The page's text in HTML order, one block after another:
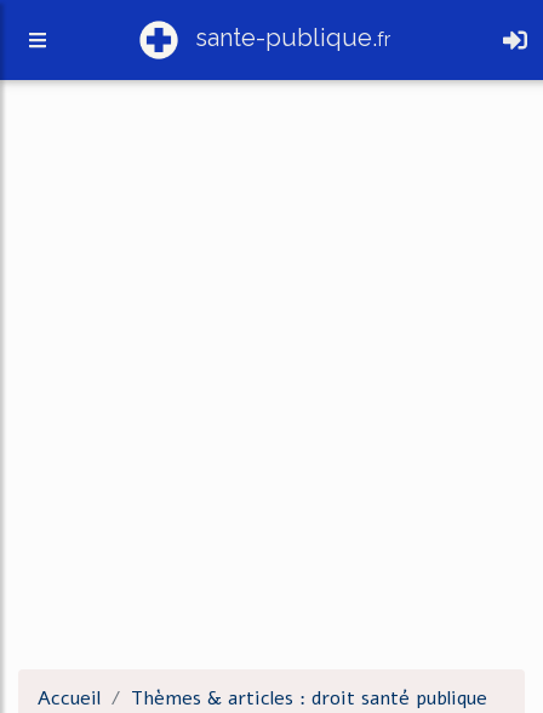
sante-publique.fr
Accueil
Thèmes & articles : droit santé publique